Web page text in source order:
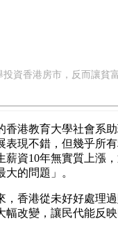
投資香港房市，反而讓貧
香港教育大學社會系
表現不錯，但幾乎所
薪資10年無實質上漲，
大的問題」。
，香港從未好好處理
幅改變，讓民代能反